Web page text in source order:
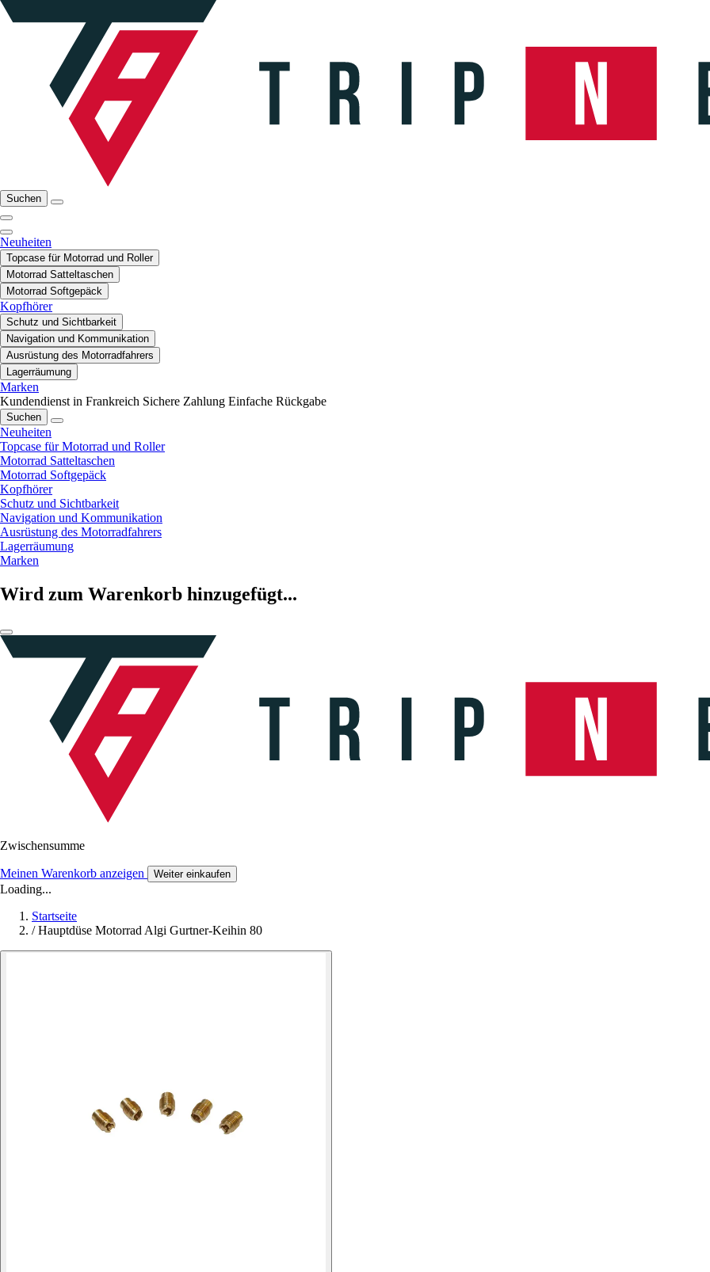
Suchen
Neuheiten
Topcase für Motorrad und Roller
Motorrad Satteltaschen
Motorrad Softgepäck
Kopfhörer
Schutz und Sichtbarkeit
Navigation und Kommunikation
Ausrüstung des Motorradfahrers
Lagerräumung
Marken
Kundendienst in Frankreich Sichere Zahlung Einfache Rückgabe
Suchen
Neuheiten
Topcase für Motorrad und Roller
Motorrad Satteltaschen
Motorrad Softgepäck
Kopfhörer
Schutz und Sichtbarkeit
Navigation und Kommunikation
Ausrüstung des Motorradfahrers
Lagerräumung
Marken
Wird zum Warenkorb hinzugefügt...
Zwischensumme
Meinen Warenkorb anzeigen Weiter einkaufen
Loading...
Startseite
/ Hauptdüse Motorrad Algi Gurtner-Keihin 80